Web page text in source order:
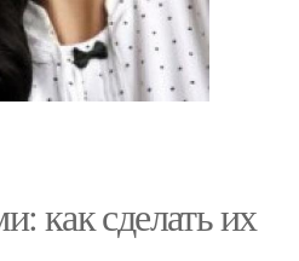
как сделать их